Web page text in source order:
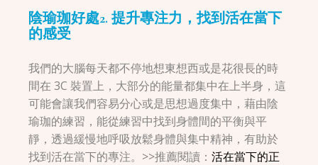
陰瑜珈好處2. 提升專注力，找到活在當下
的感受
我們的大腦每天都不停地想東想西或是花很長的時
間在 3C 裝置上，大部分的能量都集中在上半身，這
可能會讓我們容易分心或是思想過度集中，藉由陰
瑜珈的練習，能從練習中找到身體間的平衡與平
靜，透過緩慢地呼吸放鬆身體與集中精神，有助於
找到活在當下的專注。>>推薦閱讀：活在當下的正